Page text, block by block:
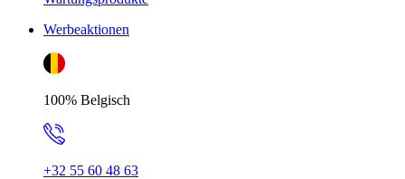
Werbeaktionen
100% Belgisch
+32 55 60 48 63